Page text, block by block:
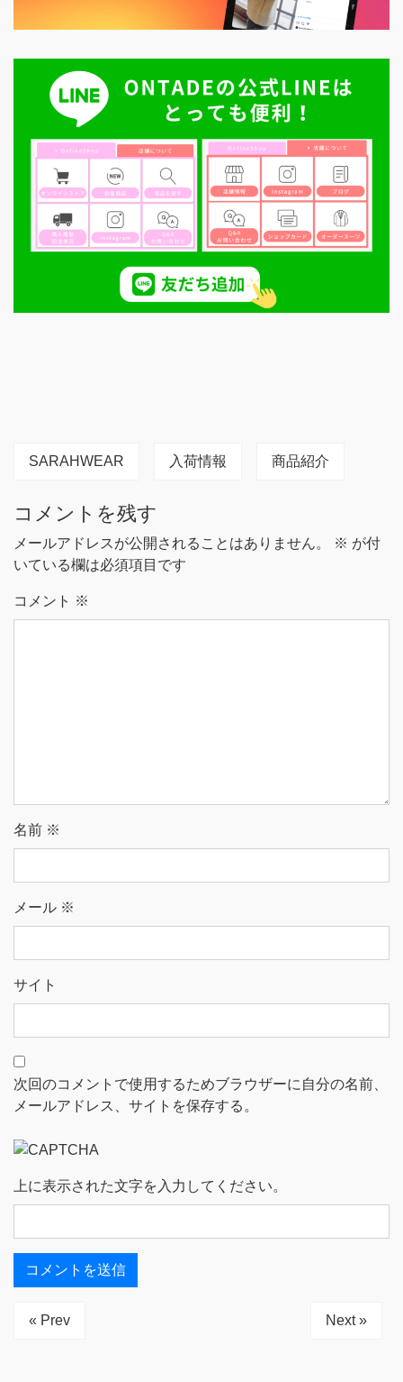
SARAHWEAR 入荷情報 商品紹介
コメントを残す
メールアドレスが公開されることはありません。 ※ が付
いている欄は必須項目です
コメント ※
名前 ※
メール ※
サイト
次回のコメントで使用するためブラウザーに自分の名前、
メールアドレス、サイトを保存する。
上に表示された文字を入力してください。
« Prev Next »